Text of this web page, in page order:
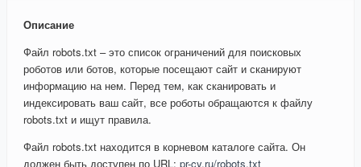
Описание
Файл robots.txt – это список ограничений для поисковых
роботов или ботов, которые посещают сайт и сканируют
информацию на нем. Перед тем, как сканировать и
индексировать ваш сайт, все роботы обращаются к файлу
robots.txt и ищут правила.
Файл robots.txt находится в корневом каталоге сайта. Он
должен быть доступен по URL: pr-cy.ru/robots.txt